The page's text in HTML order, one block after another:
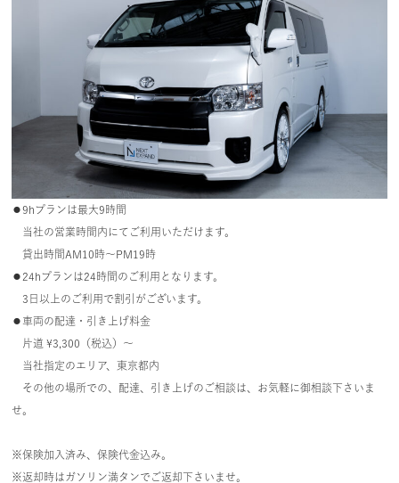
⚫︎9hプランは最大9時間
当社の営業時間内にてご利用いただけます。
貸出時間AM10時～PM19時
⚫︎24hプランは24時間のご利用となります。
3日以上のご利用で割引がございます。
⚫︎車両の配達・引き上げ料金
片道 ¥3,300（税込）～
当社指定のエリア、東京都内
その他の場所での、配達、引き上げのご相談は、お気軽に御相談下さいま
せ。
※保険加入済み、保険代金込み。
※返却時はガソリン満タンでご返却下さいませ。